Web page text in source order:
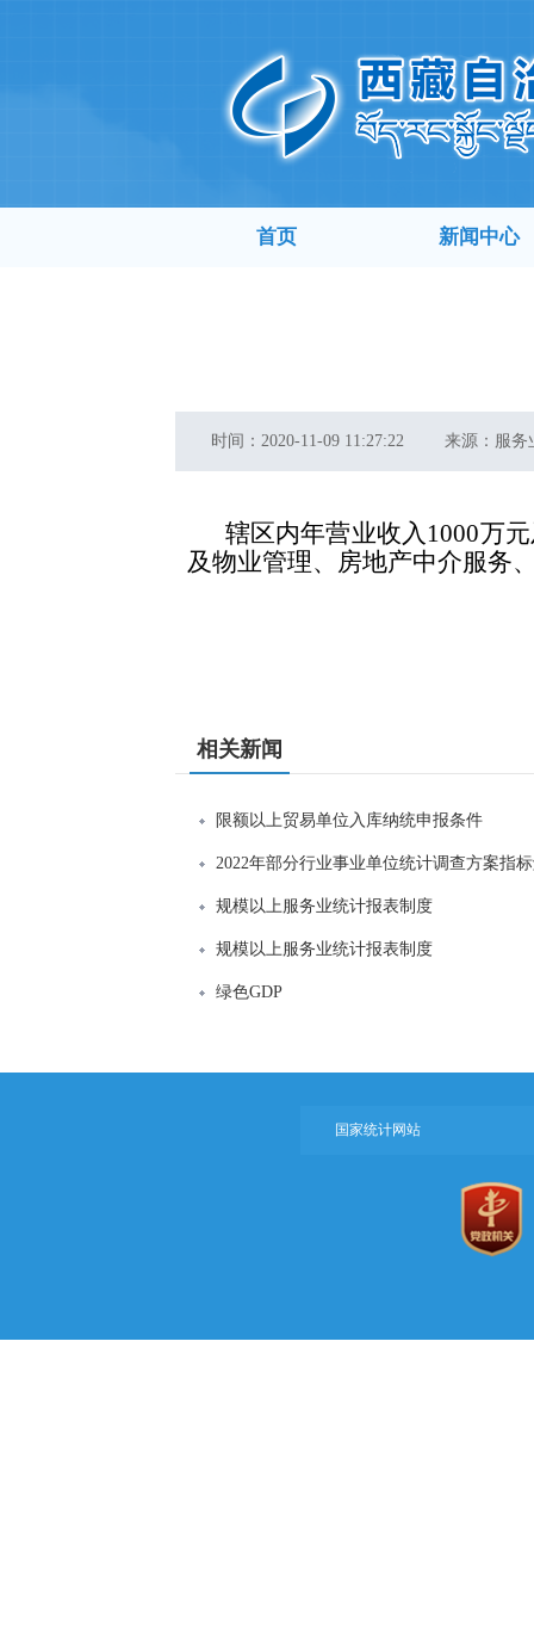
首页 新闻中心
时间： 2020-11-09 11:27:22 来源： 服务
辖区内年营业收入1000万
及物业管理、房地产中介服务
相关新闻
限额以上贸易单位入库纳统申报条件
2022年部分行业事业单位统计调查方案指
规模以上服务业统计报表制度
规模以上服务业统计报表制度
绿色GDP
国家统计网站